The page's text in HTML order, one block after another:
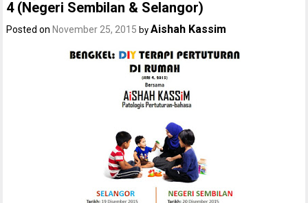
4 (Negeri Sembilan & Selangor)
Posted on November 25, 2015 byAishah Kassim